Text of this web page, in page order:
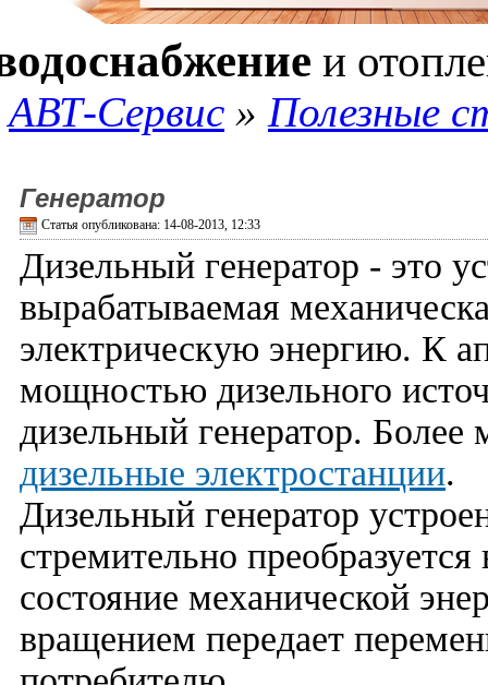
и
АВТ-Сервис » Полезные
Генератор
Статья опубликована: 14-08-2013, 12:33
Дизельный генератор - это
вырабатываемая
электрическую энергию. К
мощностью дизельного
дизельный генератор.
дизельные электростанции.
Дизельный генератор
стремительно
состояние механической
вращением передает